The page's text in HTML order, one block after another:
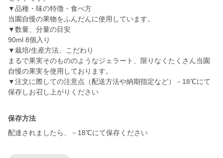
▼品種・味の特徴・食べ方
当園自慢の果物をふんだんに使用しています。
▼数量、分量の目安
90ml 8個入り
▼栽培/生産方法、こだわり
まるで果実そのもののようなジェラート、限りなくたくさん当園
自慢の果実を使用しております。
▼注文に際しての注意点（配送方法や納期指定など）－18℃にて
保存しお召し上がりください
保存方法
配達されましたら、－18℃にて保存ください